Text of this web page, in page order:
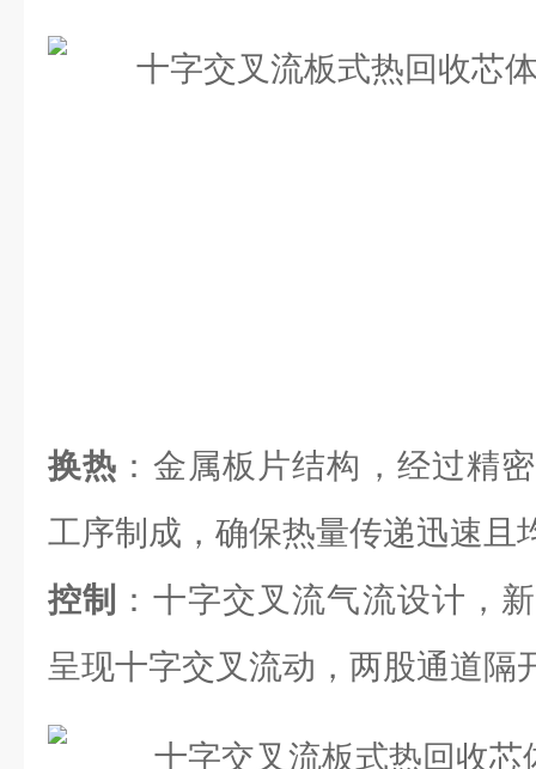
换热 ：金属板片结构，经过精
工序制成，确保热量传递迅速且
控制
：十字交叉流气流设计，
呈现十字交叉流动，两股通道隔